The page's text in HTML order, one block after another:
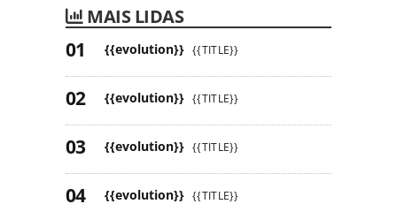
MAIS LIDAS
{{evolution}} {{TITLE}}
{{evolution}} {{TITLE}}
{{evolution}} {{TITLE}}
{{evolution}} {{TITLE}}